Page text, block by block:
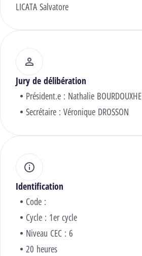
LICATA Salvatore
Jury de délibération
Président.e : Nathalie BOURDOUXHE
Secrétaire : Véronique DROSSON
Identification
Code :
Cycle : 1er cycle
Niveau CEC : 6
20 heures